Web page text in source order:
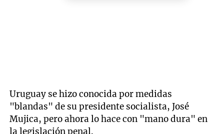
Uruguay se hizo conocida por medidas
"blandas" de su presidente socialista, José
Mujica, pero ahora lo hace con "mano dura" en
la legislación penal.